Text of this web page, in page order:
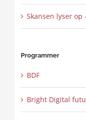
Skansen lyser op
Programmer
BDF
Bright Digital